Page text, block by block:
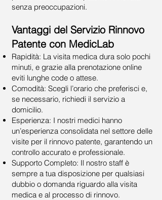
senza preoccupazioni.
Vantaggi del Servizio Rinnovo
Patente con MedicLab
Rapidità: La visita medica dura solo pochi
minuti, e grazie alla prenotazione online
eviti lunghe code o attese.
Comodità: Scegli l’orario che preferisci e,
se necessario, richiedi il servizio a
domicilio.
Esperienza: I nostri medici hanno
un’esperienza consolidata nel settore delle
visite per il rinnovo patente, garantendo un
controllo accurato e professionale.
Supporto Completo: Il nostro staff è
sempre a tua disposizione per qualsiasi
dubbio o domanda riguardo alla visita
medica e al processo di rinnovo.